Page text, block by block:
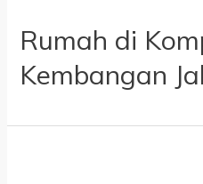
Rumah di
Kembangan